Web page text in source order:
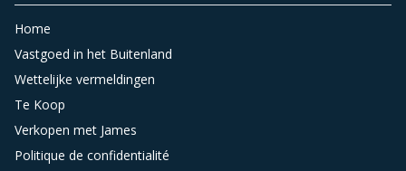
Home
Vastgoed in het Buitenland
Wettelijke vermeldingen
Te Koop
Verkopen met James
Politique de confidentialité